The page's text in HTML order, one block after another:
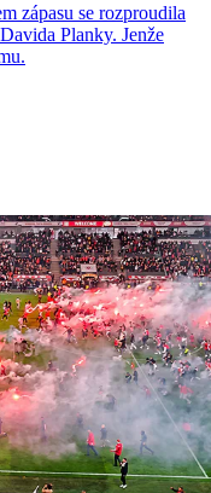
zápasu se rozproudila
Planky. Jenže